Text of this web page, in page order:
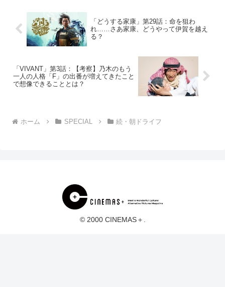
「どうする家康」第29話：命を狙わ
れ……さあ家康、どうやって伊賀を越え
る？
「VIVANT」第3話：【考察】乃木のもう
一人の人格「F」の出番が増えてきたこと
で想像できることとは？
ホーム SPECIAL 続・朝ドライフ
© 2000 CINEMAS＋.